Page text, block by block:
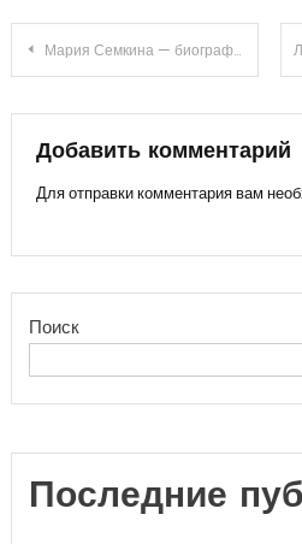
Навигация
по
записям
Мария Семкина — биография и личная жизнь знаменитой актрисы, ее успехи и перемены, секреты карьеры и взлет в мире искусства
Добавить комментарий
Для отправки комментария вам
Поиск
Последние